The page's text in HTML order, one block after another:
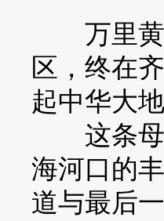
万里黄
区，终在
起中华大
这条母
海河口的
道与最后